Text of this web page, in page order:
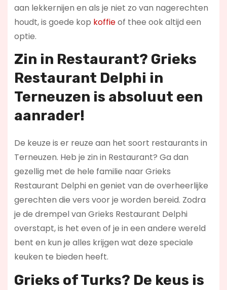
aan lekkernijen en als je niet zo van nagerechten
houdt, is goede kop koffieof thee ook altijd een
optie.
Zin in Restaurant? Grieks
Restaurant Delphi in
Terneuzen is absoluut een
aanrader!
De keuze is er reuze aan het soort restaurants in
Terneuzen. Heb je zin in Restaurant? Ga dan
gezellig met de hele familie naar Grieks
Restaurant Delphi en geniet van de overheerlijke
gerechten die vers voor je worden bereid. Zodra
je de drempel van Grieks Restaurant Delphi
overstapt, is het even of je in een andere wereld
bent en kun je alles krijgen wat deze speciale
keuken te bieden heeft.
Grieks of Turks? De keus is